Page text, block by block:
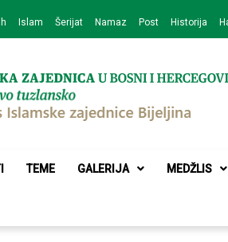
Islam Šerijat Namaz Post Historija
Islamske
TEME GALERIJA MEDŽLIS